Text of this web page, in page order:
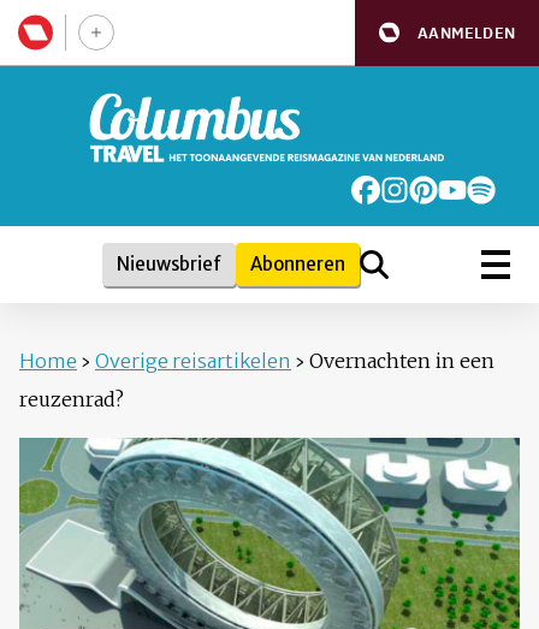
AANMELDEN
Nieuwsbrief Abonneren
Home › Overige reisartikelen › Overnachten in een
reuzenrad?